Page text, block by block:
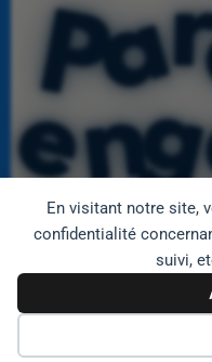
Journée Mondiale de
Dans le cadre de la journée
En visitant notre site,
confidentialité
suivi,